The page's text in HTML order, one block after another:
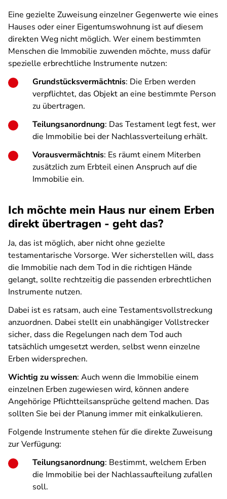
Eine gezielte Zuweisung einzelner Gegenwerte wie eines
Hauses oder einer Eigentumswohnung ist auf diesem
direkten Weg nicht möglich. Wer einem bestimmten
Menschen die Immobilie zuwenden möchte, muss dafür
spezielle erbrechtliche Instrumente nutzen:
Grundstücksvermächtnis: Die Erben werden
verpflichtet, das Objekt an eine bestimmte Person
zu übertragen.
Teilungsanordnung: Das Testament legt fest, wer
die Immobilie bei der Nachlassverteilung erhält.
Vorausvermächtnis: Es räumt einem Miterben
zusätzlich zum Erbteil einen Anspruch auf die
Immobilie ein.
Ich möchte mein Haus nur einem Erben
direkt übertragen - geht das?
Ja, das ist möglich, aber nicht ohne gezielte
testamentarische Vorsorge. Wer sicherstellen will, dass
die Immobilie nach dem Tod in die richtigen Hände
gelangt, sollte rechtzeitig die passenden erbrechtlichen
Instrumente nutzen.
Dabei ist es ratsam, auch eine Testamentsvollstreckung
anzuordnen. Dabei stellt ein unabhängiger Vollstrecker
sicher, dass die Regelungen nach dem Tod auch
tatsächlich umgesetzt werden, selbst wenn einzelne
Erben widersprechen.
Wichtig zu wissen: Auch wenn die Immobilie einem
einzelnen Erben zugewiesen wird, können andere
Angehörige Pflichtteilsansprüche geltend machen. Das
sollten Sie bei der Planung immer mit einkalkulieren.
Folgende Instrumente stehen für die direkte Zuweisung
zur Verfügung:
Teilungsanordnung: Bestimmt, welchem Erben
die Immobilie bei der Nachlassaufteilung zufallen
soll.